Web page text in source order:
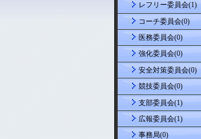
レフリー委員会(1)
コーチ委員会(0)
医務委員会(0)
強化委員会(0)
安全対策委員会(0)
競技委員会(0)
支部委員会(1)
広報委員会(1)
事務局(0)